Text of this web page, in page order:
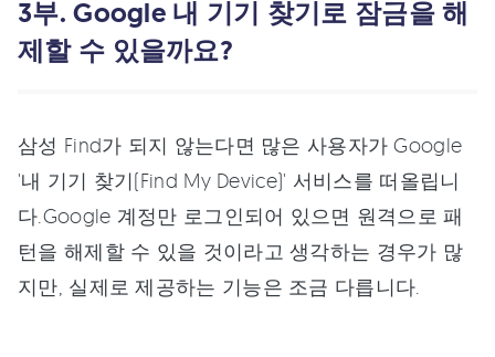
3부. Google 내 기기 찾기로 잠금을 해
제할 수 있을까요?
삼성 Find가 되지 않는다면 많은 사용자가 Google
'내 기기 찾기(Find My Device)' 서비스를 떠올립니
다.Google 계정만 로그인되어 있으면 원격으로 패
턴을 해제할 수 있을 것이라고 생각하는 경우가 많
지만, 실제로 제공하는 기능은 조금 다릅니다.